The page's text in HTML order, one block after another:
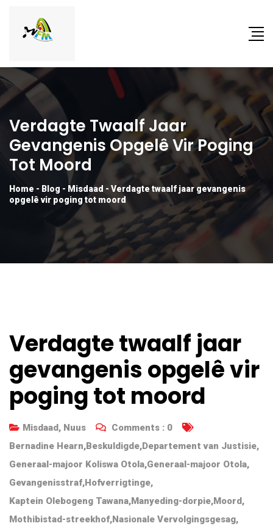
Verdagte Twaalf Jaar
Gevangenis Opgelê Vir Poging
Tot Moord
Home - Blog - Misdaad - Verdagte twaalf jaar gevangenis
opgelê vir poging tot moord
Verdagte twaalf jaar
gevangenis opgelê vir
poging tot moord
Misdaad, Nuus Comments : 0
Bernadine Hearn,Beskuldigde,Departement van Justisie,
Generaal-majoor Koliswa Otola,Generaal-majoor Otola,
Gevangenisstraf,Hofverrigtinge,
Kaptein Olebogeng Tawana,Manyeding-dorpie,Moord,
Mothibistad-streekhof,Nasionale Vervolgingsgesag,